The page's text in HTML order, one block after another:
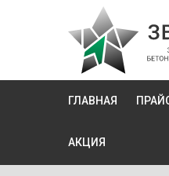
ГЛАВНАЯ
АКЦИЯ